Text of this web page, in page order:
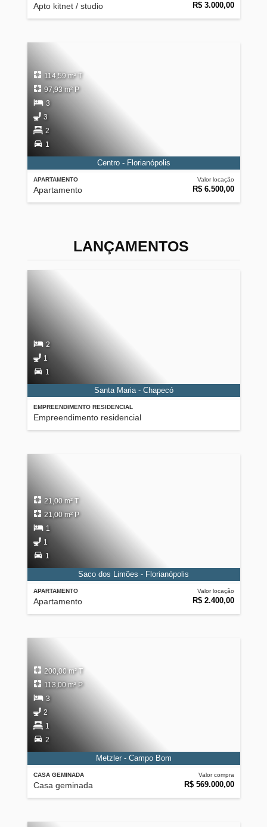
Apto kitnet / studio R$ 3.000,00
APARTAMENTO
Apartamento
Valor locação
R$ 6.500,00
114,59 m² T
97,93 m² P
3
3
2
1
Centro - Florianópolis
LANÇAMENTOS
EMPREENDIMENTO RESIDENCIAL
Empreendimento residencial
2
1
1
Santa Maria - Chapecó
APARTAMENTO
Apartamento
Valor locação
R$ 2.400,00
21,00 m² T
21,00 m² P
1
1
1
Saco dos Limões - Florianópolis
CASA GEMINADA
Casa geminada
Valor compra
R$ 569.000,00
200,00 m² T
113,00 m² P
3
2
1
2
Metzler - Campo Bom